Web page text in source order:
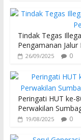
Tindak Tegas
Pengamanan Jalur
26/09/2025 0
Peringati HUT ke-
Perwakilan
19/08/2025 0